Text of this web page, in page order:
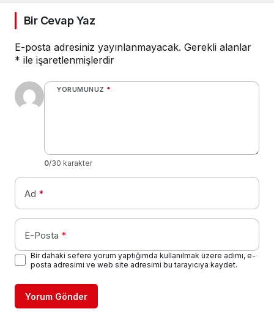
Bir Cevap Yaz
E-posta adresiniz yayınlanmayacak. Gerekli alanlar
* ile işaretlenmişlerdir
YORUMUNUZ *
0/30 karakter
Ad *
E-Posta *
Bir dahaki sefere yorum yaptığımda kullanılmak üzere adımı, e-
posta adresimi ve web site adresimi bu tarayıcıya kaydet.
Yorum Gönder